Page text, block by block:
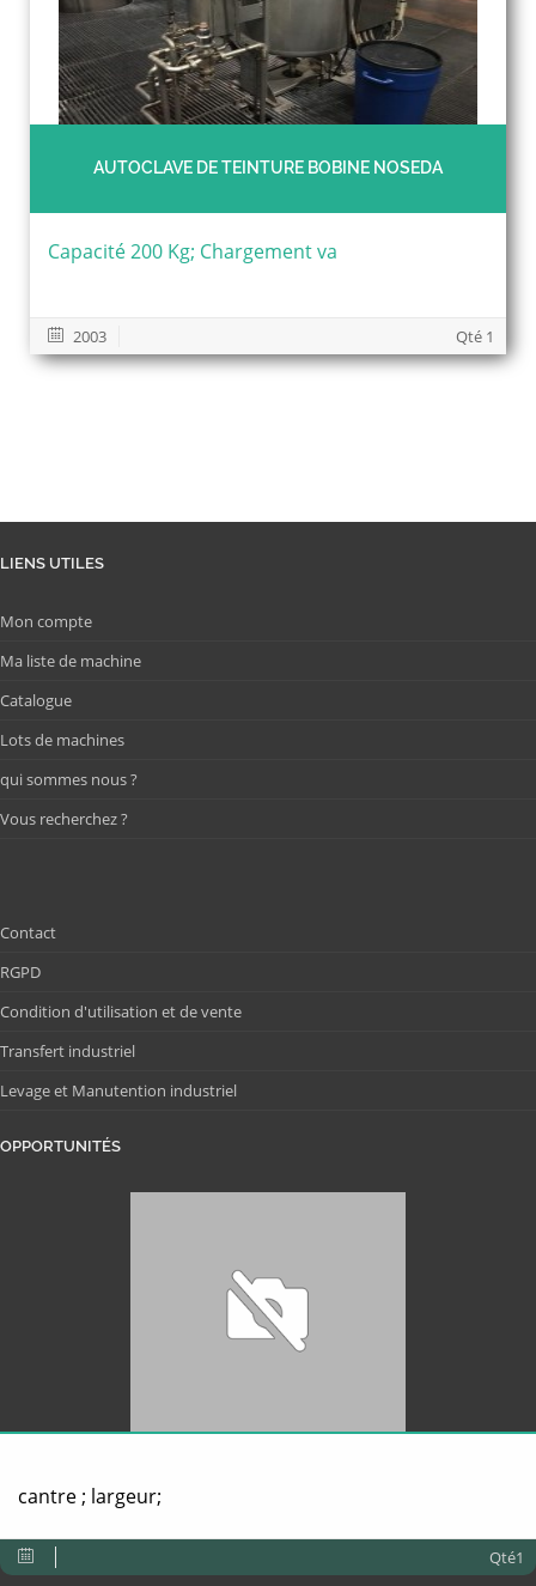
AUTOCLAVE DE TEINTURE BOBINE NOSEDA
Capacité 200 Kg; Chargement va
2003 Qté 1
LIENS UTILES
Mon compte
Ma liste de machine
Catalogue
Lots de machines
qui sommes nous ?
Vous recherchez ?
Contact
RGPD
Condition d'utilisation et de vente
Transfert industriel
Levage et Manutention industriel
OPPORTUNITÉS
cantre ; largeur;
Qté1